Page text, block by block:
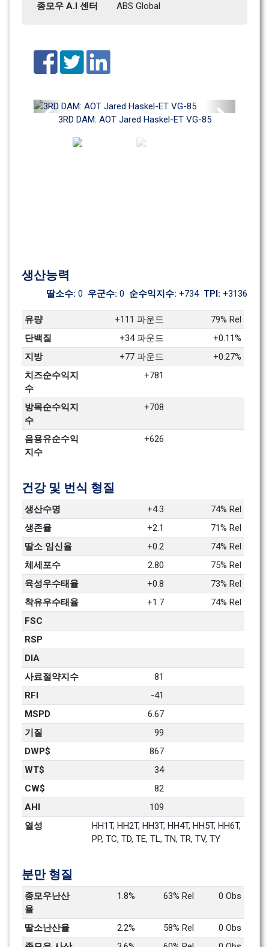
종모우 A.I 센터
ABS Global
3RD DAM: AOT Jared Haskel-ET VG-85
Previous
생산능력
딸소수: 0 우군수: 0 순수익지수: +734 TPI: +3136
유량 +111 파운드
79% Rel
단백질
+34 파운드
+0.11%
지방
+77 파운드
+0.27%
치즈순수익지
수
+781
방목순수익지
수
+708
음용유순수익
지수
+626
건강 및 번식 형질
생산수명 +4.3
74% Rel
생존율
+2.1
71% Rel
딸소 임신율
+0.2
74% Rel
체세포수
2.80
75% Rel
육성우수태율
+0.8
73% Rel
착유우수태율
+1.7
74% Rel
FSC
RSP
DIA
사료절약지수
81
RFI
-41
MSPD
6.67
기질
99
DWP$
867
WT$
34
CW$
82
AHI
109
열성
HH1T, HH2T, HH3T, HH4T, HH5T, HH6T,
PP, TC, TD, TE, TL, TN, TR, TV, TY
분만 형질
종모우난산
율
1.8% 63% Rel 0 Obs
딸소난산율 2.2% 58% Rel
0 Obs